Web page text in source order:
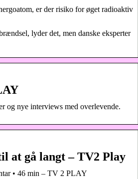
er der risiko for øget radioaktiv
lyder det, men danske eksperter
og nye interviews med overlevende.
at gå langt – TV2 Play
• 46 min – TV 2 PLAY